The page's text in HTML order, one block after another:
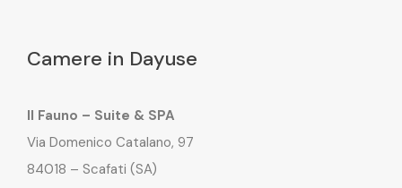
Camere in Dayuse
Il Fauno – Suite & SPA
Via Domenico Catalano, 97
84018 – Scafati (SA)